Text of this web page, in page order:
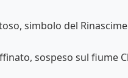
simbolo del
sospeso sul fiume